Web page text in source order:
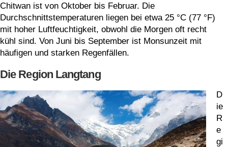
Chitwan ist von Oktober bis Februar. Die
Durchschnittstemperaturen liegen bei etwa 25 °C (77 °F)
mit hoher Luftfeuchtigkeit, obwohl die Morgen oft recht
kühl sind. Von Juni bis September ist Monsunzeit mit
häufigen und starken Regenfällen.
Die Region Langtang
D
ie
R
e
gi